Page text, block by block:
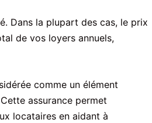
Dans la plupart des cas, le prix
de vos loyers annuels,
comme un élément
assurance permet
locataires en aidant à